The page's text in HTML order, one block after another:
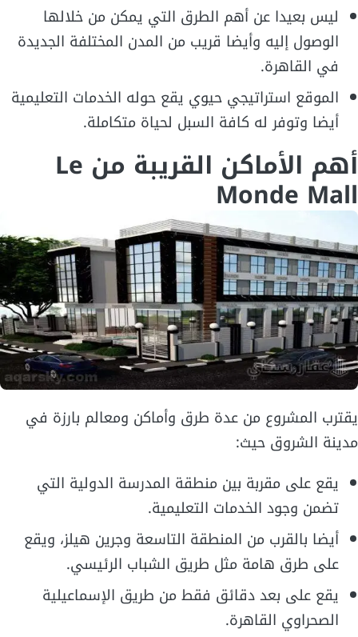
ليس بعيدا عن أهم الطرق التي يمكن من خلالها
الوصول إليه وأيضا قريب من المدن المختلفة الجديدة
في القاهرة.
الموقع استراتيجي حيوي يقع حوله الخدمات التعليمية
أيضا وتوفر له كافة السبل لحياة متكاملة.
أهم الأماكن القريبة من Le
Monde Mall
يقترب المشروع من عدة طرق وأماكن ومعالم بارزة في
مدينة الشروق حيث:
يقع على مقربة بين منطقة المدرسة الدولية التي
تضمن وجود الخدمات التعليمية.
أيضا بالقرب من المنطقة التاسعة وجرين هيلز، ويقع
على طرق هامة مثل طريق الشباب الرئيسي.
يقع على بعد دقائق فقط من طريق الإسماعيلية
الصحراوي القاهرة.